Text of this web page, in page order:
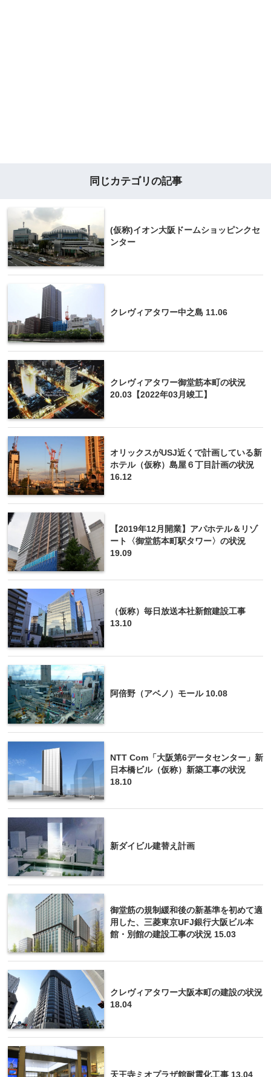
同じカテゴリの記事
(仮称)イオン大阪ドームショッピンクセ
ンター
クレヴィアタワー中之島 11.06
クレヴィアタワー御堂筋本町の状況
20.03【2022年03月竣工】
オリックスがUSJ近くで計画している新
ホテル（仮称）島屋６丁目計画の状況
16.12
【2019年12月開業】アパホテル＆リゾ
ート〈御堂筋本町駅タワー〉の状況
19.09
（仮称）毎日放送本社新館建設工事
13.10
阿倍野（アベノ）モール 10.08
NTT Com「大阪第6データセンター」新
日本橋ビル（仮称）新築工事の状況
18.10
新ダイビル建替え計画
御堂筋の規制緩和後の新基準を初めて適
用した、三菱東京UFJ銀行大阪ビル本
館・別館の建設工事の状況 15.03
クレヴィアタワー大阪本町の建設の状況
18.04
天王寺ミオプラザ館耐震化工事 13.04